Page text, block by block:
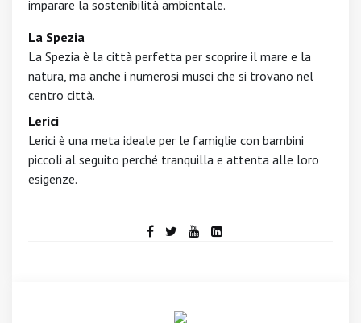
imparare la sostenibilità ambientale.
La Spezia
La Spezia è la città perfetta per scoprire il mare e la
natura, ma anche i numerosi musei che si trovano nel
centro città.
Lerici
Lerici è una meta ideale per le famiglie con bambini
piccoli al seguito perché tranquilla e attenta alle loro
esigenze.